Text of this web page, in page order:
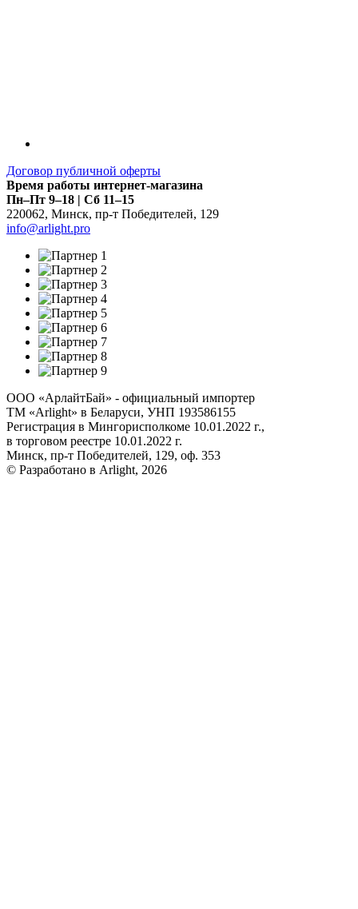
Договор публичной оферты
Время работы интернет-магазина
Пн–Пт 9–18 | Сб 11–15
220062, Минск, пр-т Победителей, 129
info@arlight.pro
ООО «АрлайтБай» - официальный импортер
ТМ «Arlight» в Беларуси, УНП 193586155
Регистрация в Мингорисполкоме 10.01.2022 г.,
в торговом реестре 10.01.2022 г.
Минск, пр-т Победителей, 129, оф. 353
© Разработано в Arlight, 2026